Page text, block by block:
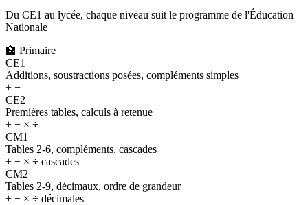
Du CE1 au lycée, chaque niveau suit le programme de l'Éducation
Nationale
🏫 Primaire
CE1
Additions, soustractions posées, compléments simples
+ −
CE2
Premières tables, calculs à retenue
+ − × ÷
CM1
Tables 2-6, compléments, cascades
+ − × ÷ cascades
CM2
Tables 2-9, décimaux, ordre de grandeur
+ − × ÷ décimales